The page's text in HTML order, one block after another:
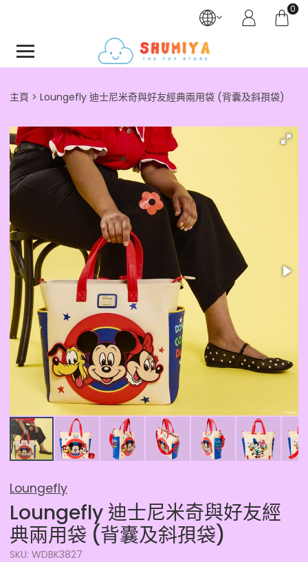
0
主頁 Loungefly 迪士尼米奇與好友經典兩用袋 (背囊及斜孭袋)
Loungefly
Loungefly 迪士尼米奇與好友經
典兩用袋 (背囊及斜孭袋)
SKU: WDBK3827